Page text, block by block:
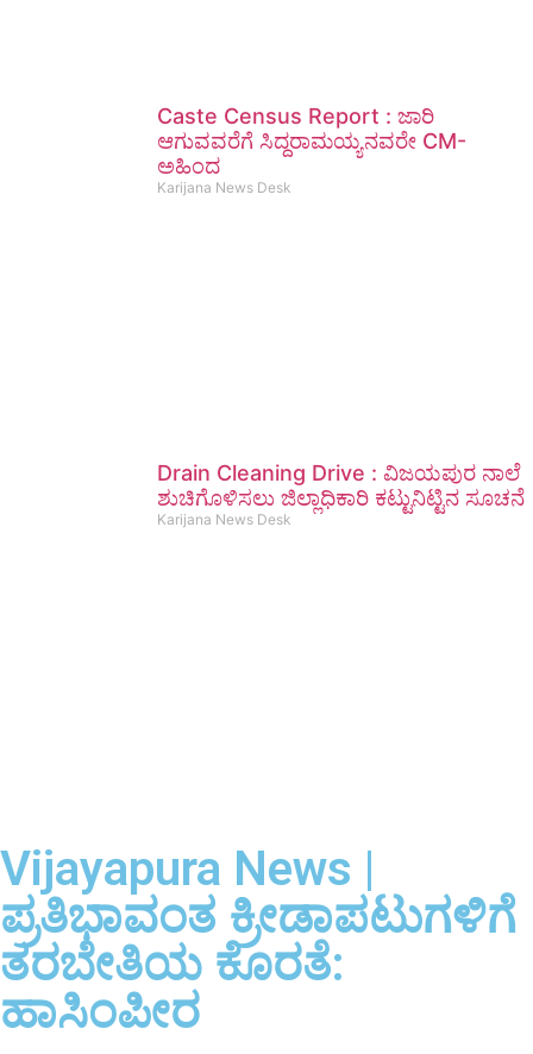
Caste Census Report : ಜಾರಿ
ಆಗುವವರೆಗೆ ಸಿದ್ದರಾಮಯ್ಯನವರೇ CM-
ಅಹಿಂದ
Karijana News Desk
Drain Cleaning Drive : ವಿಜಯಪುರ ನಾಲೆ
ಶುಚಿಗೊಳಿಸಲು ಜಿಲ್ಲಾಧಿಕಾರಿ ಕಟ್ಟುನಿಟ್ಟಿನ ಸೂಚನೆ
Karijana News Desk
Vijayapura News |
ಪ್ರತಿಭಾವಂತ ಕ್ರೀಡಾಪಟುಗಳಿಗೆ
ತರಬೇತಿಯ ಕೊರತೆ:
ಹಾಸಿಂಪೀರ